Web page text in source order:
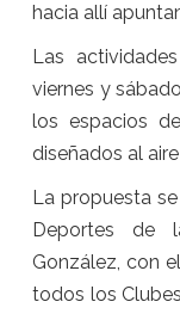
hacia allí
Las
viernes y
los espacios
diseñados al
La propuesta
Deportes de
González, con
todos los